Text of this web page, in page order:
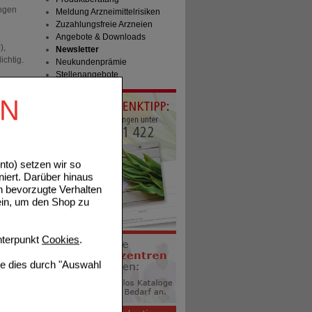
setzen wir so
Darüber hinaus
bevorzugte Verhalten
um den Shop zu
Cookies.
dies durch "Auswahl
Meldung Arzneimittelrisiken
Zuzahlungsfreie Arzneien
Angebote & Downloads
Newsletter
Neukundenprämie
Stellenangebote